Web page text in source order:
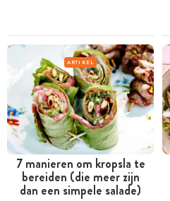
ARTIKEL
7 manieren om kropsla te
bereiden (die meer zijn
dan een simpele salade)